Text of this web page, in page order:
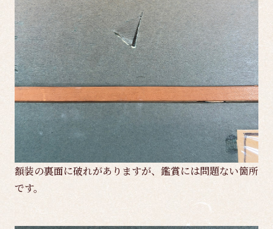
額装の裏面に破れがありますが、鑑賞には問題ない箇所
です。